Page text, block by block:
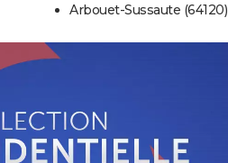
Arbouet-Sussaute (64120)